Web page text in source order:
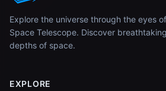
Explore the universe through the eyes
Space Telescope. Discover
depths of space.
EXPLORE